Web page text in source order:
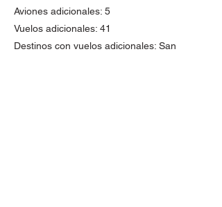
Aviones adicionales: 5
Vuelos adicionales: 41
Destinos con vuelos adicionales: San